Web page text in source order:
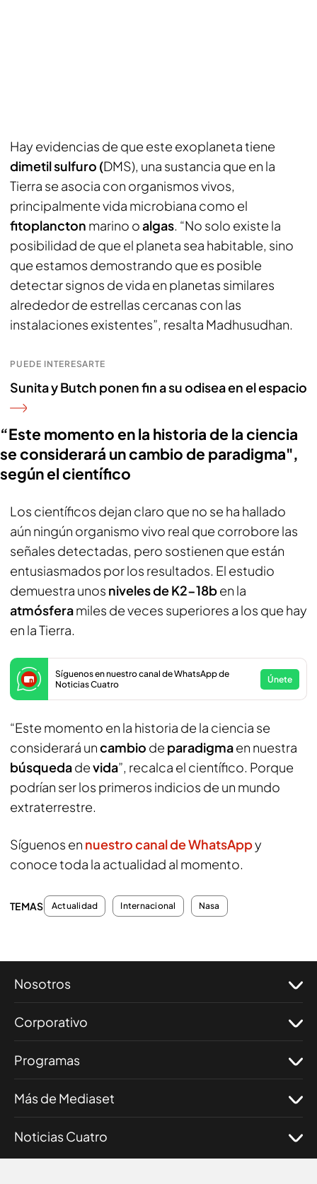
Hay evidencias de que este exoplaneta tiene
dimetil sulfuro (DMS), una sustancia que en la
Tierra se asocia con organismos vivos,
principalmente vida microbiana como el
fitoplancton marino oalgas. “No solo existe la
posibilidad de que el planeta sea habitable, sino
que estamos demostrando que es posible
detectar signos de vida en planetas similares
alrededor de estrellas cercanas con las
instalaciones existentes”, resalta Madhusudhan.
PUEDE INTERESARTE
Sunita y Butch ponen fin a su odisea en el espacio
“Este momento en la historia de la ciencia
se considerará un cambio de paradigma",
según el científico
Los científicos dejan claro que no se ha hallado
aún ningún organismo vivo real que corrobore las
señales detectadas, pero sostienen que están
entusiasmados por los resultados. El estudio
demuestra unos niveles de K2-18ben la
atmósferamiles de veces superiores a los que hay
en la Tierra.
Síguenos en nuestro canal de WhatsApp de
Noticias Cuatro
Únete
“Este momento en la historia de la ciencia se
considerará uncambio de paradigmaen nuestra
búsquedadevida”, recalca el científico. Porque
podrían ser los primeros indicios de un mundo
extraterrestre.
Síguenos en nuestro canal de WhatsAppy
conoce toda la actualidad al momento.
TEMAS Actualidad Internacional Nasa
Nosotros
Corporativo
Programas
Más de Mediaset
Noticias Cuatro